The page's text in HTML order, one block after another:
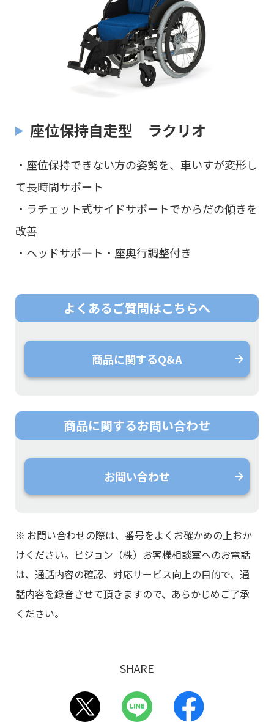
座位保持自走型 ラクリオ
・座位保持できない方の姿勢を、車いすが変形し
て長時間サポート
・ラチェット式サイドサポートでからだの傾きを
改善
・ヘッドサポ―ト・座奥行調整付き
よくあるご質問はこちらへ
商品に関するQ&A
商品に関するお問い合わせ
お問い合わせ
※ お問い合わせの際は、番号をよくお確かめの上おか
けください。ピジョン（株）お客様相談室へのお電話
は、通話内容の確認、対応サービス向上の目的で、通
話内容を録音させて頂きますので、あらかじめご了承
ください。
SHARE